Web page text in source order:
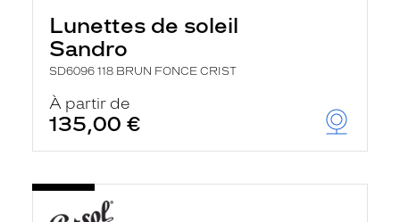
Lunettes de soleil
Sandro
SD6096 118 BRUN FONCE CRIST
À partir de
135,00 €